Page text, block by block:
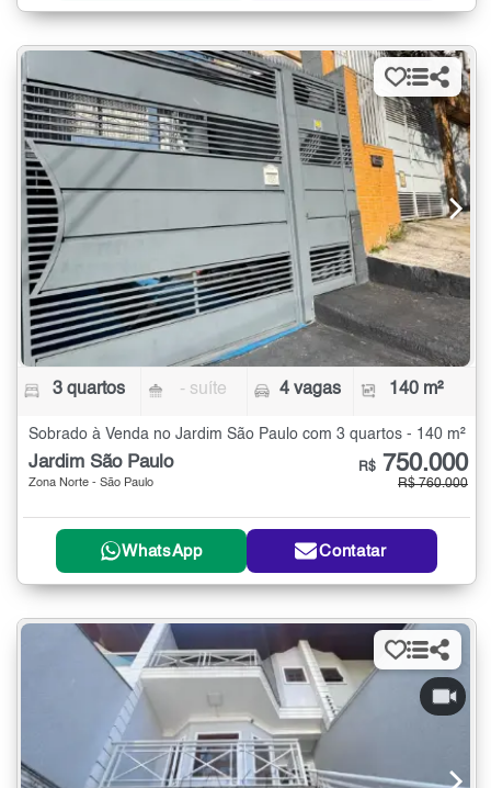
3 quartos - suíte 4 vagas 140 m²
Sobrado à Venda no Jardim São Paulo com 3 quartos - 140 m²
Jardim São Paulo
Zona Norte - São Paulo
R$ 750.000
R$ 760.000
WhatsApp Contatar